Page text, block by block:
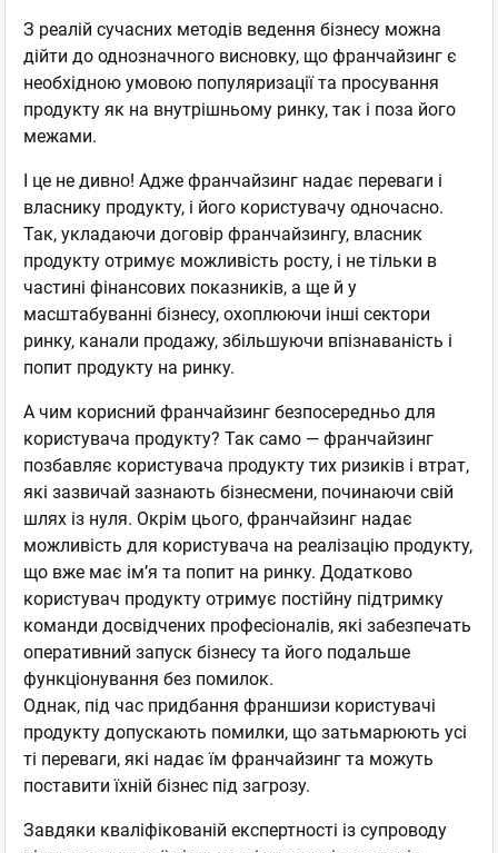
З реалій сучасних методів ведення бізнесу можна
дійти до однозначного висновку, що франчайзинг є
необхідною умовою популяризації та просування
продукту як на внутрішньому ринку, так і поза його
межами.
І це не дивно! Адже франчайзинг надає переваги і
власнику продукту, і його користувачу одночасно.
Так, укладаючи договір франчайзингу, власник
продукту отримує можливість росту, і не тільки в
частині фінансових показників, а ще й у
масштабуванні бізнесу, охоплюючи інші сектори
ринку, канали продажу, збільшуючи впізнаваність і
попит продукту на ринку.
А чим корисний франчайзинг безпосередньо для
користувача продукту? Так само — франчайзинг
позбавляє користувача продукту тих ризиків і втрат,
які зазвичай зазнають бізнесмени, починаючи свій
шлях із нуля. Окрім цього, франчайзинг надає
можливість для користувача на реалізацію продукту,
що вже має ім’я та попит на ринку. Додатково
користувач продукту отримує постійну підтримку
команди досвідчених професіоналів, які забезпечать
оперативний запуск бізнесу та його подальше
функціонування без помилок.
Однак, під час придбання франшизи користувачі
продукту допускають помилки, що затьмарюють усі
ті переваги, які надає їм франчайзинг та можуть
поставити їхній бізнес під загрозу.
Завдяки кваліфікованій експертності із супроводу